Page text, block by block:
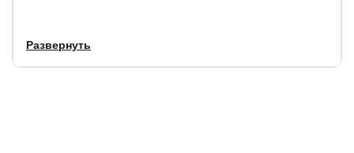
Развернуть